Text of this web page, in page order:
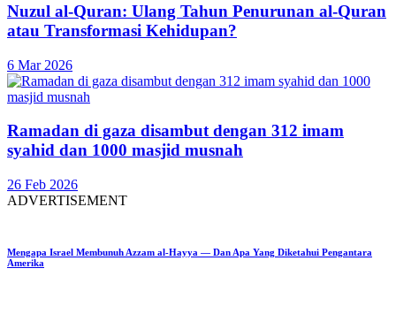
Nuzul al-Quran: Ulang Tahun Penurunan al-Quran
atau Transformasi Kehidupan?
6 Mar 2026
Ramadan di gaza disambut dengan 312 imam
syahid dan 1000 masjid musnah
26 Feb 2026
ADVERTISEMENT
Mengapa Israel Membunuh Azzam al-Hayya — Dan Apa Yang Diketahui Pengantara
Amerika